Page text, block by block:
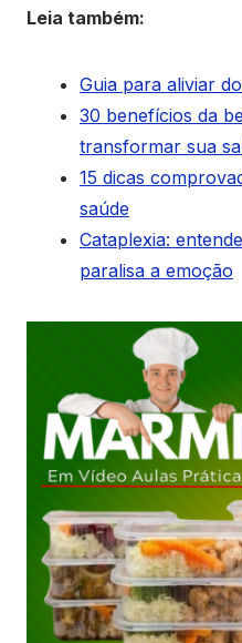
Leia também:
Guia para aliviar
30 benefícios da
transformar sua
15 dicas
saúde
Cataplexia:
paralisa a emoção